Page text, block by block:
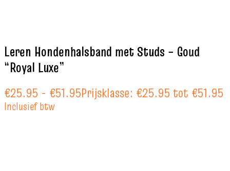
Leren Hondenhalsband met Studs – Goud
“Royal Luxe”
€25.95 - €51.95Prijsklasse: €25.95 tot €51.95
Inclusief btw